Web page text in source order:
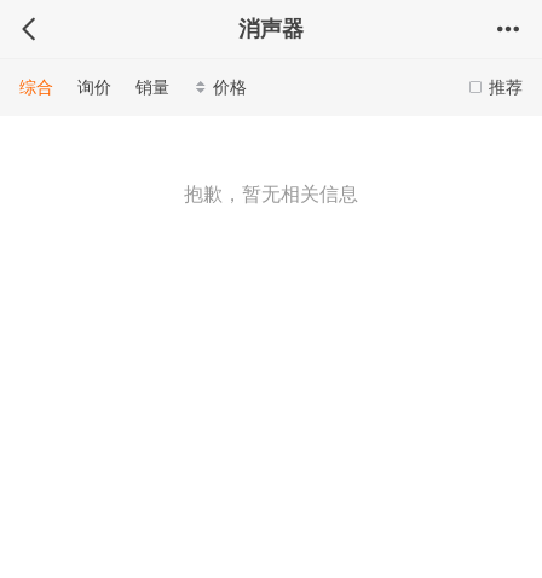
消声器
推荐
综合 询价 销量 价格
抱歉，暂无相关信息